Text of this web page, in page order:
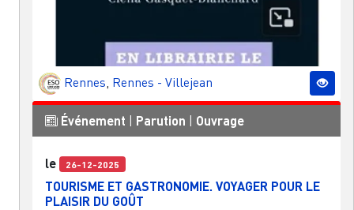
Rennes, Rennes - Villejean
Événement Parution Ouvrage
le 26-12-2025
TOURISME ET GASTRONOMIE. VOYAGER POUR LE
PLAISIR DU GOÛT